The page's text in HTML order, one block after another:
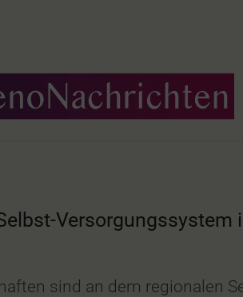
Versorgungssystem
sind an dem regionalen